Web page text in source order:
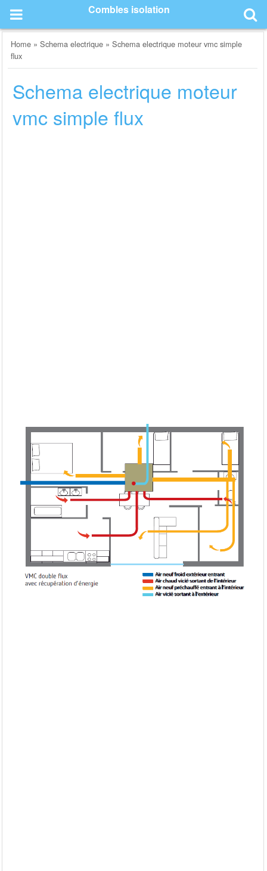
content
Combles isolation
Home »Schema electrique »Schema electrique moteur vmc simple
flux
Schema electrique moteur
vmc simple flux